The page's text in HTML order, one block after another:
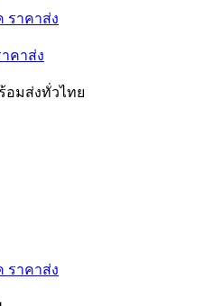
คาส่ง
อมส่งทั่วไทย